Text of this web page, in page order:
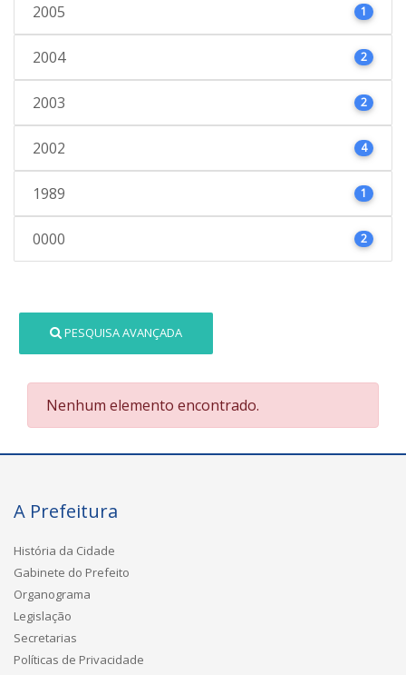
2005 1
2004 2
2003 2
2002 4
1989 1
0000 2
PESQUISA AVANÇADA
Nenhum elemento encontrado.
A Prefeitura
História da Cidade
Gabinete do Prefeito
Organograma
Legislação
Secretarias
Políticas de Privacidade